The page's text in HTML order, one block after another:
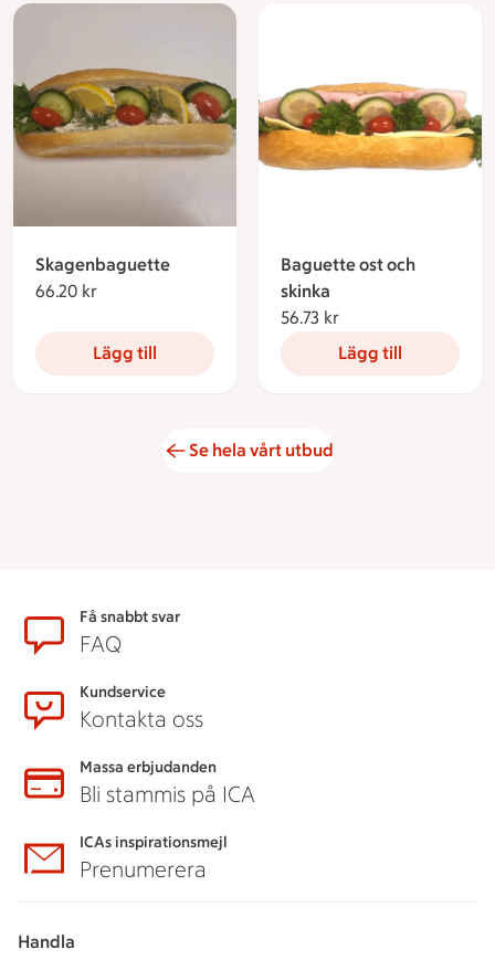
Skagenbaguette
66.20 kr
Lägg till
Baguette ost och
skinka
56.73 kr
Lägg till
Se hela vårt utbud
SidfotFå snabbt svar
FAQ
Kundservice
Kontakta oss
Massa erbjudanden
Bli stammis på ICA
ICAs inspirationsmejl
Prenumerera
Handla